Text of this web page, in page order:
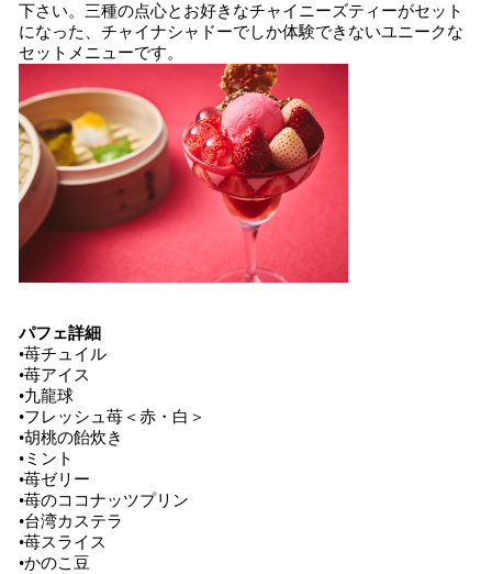
下さい。三種の点心とお好きなチャイニーズティーがセット
になった、チャイナシャドーでしか体験できないユニークな
セットメニューです。
パフェ詳細
•苺チュイル
•苺アイス
•九龍球
•フレッシュ苺＜赤・白＞
•胡桃の飴炊き
•ミント
•苺ゼリー
•苺のココナッツプリン
•台湾カステラ
•苺スライス
•かのこ豆